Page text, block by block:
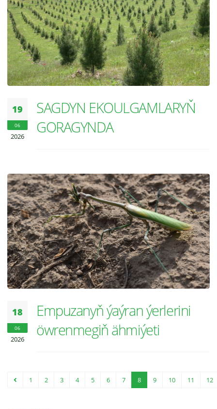
19
06
2026
SAGDYN EKOULGAMLARYŇ
GORAGYNDA
18
06
2026
Empuzanyň ýaýran ýerlerini
öwrenmegiň ähmiýeti
1 2 3 4 5 6 7 8 9 10 11 12